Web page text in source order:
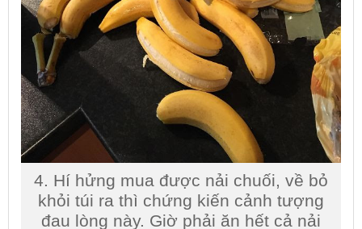
4. Hí hửng mua được nải chuối, về bỏ
khỏi túi ra thì chứng kiến cảnh tượng
đau lòng này. Giờ phải ăn hết cả nải